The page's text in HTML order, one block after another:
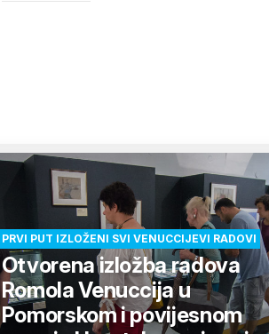
PRVI PUT IZLOŽENI SVI VENUCCIJEVI RADOVI
Otvorena izložba radova
Romola Venuccija u
Pomorskom i povijesnom